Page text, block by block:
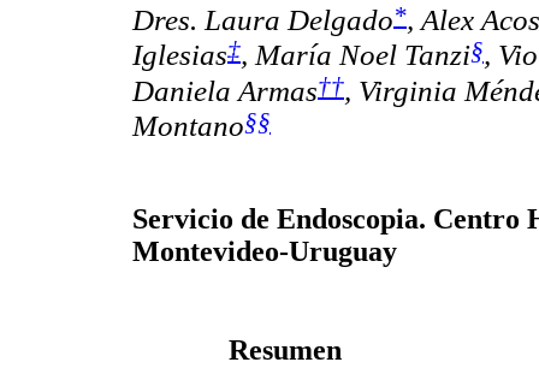
Dres. Laura Delgado*, Alex
Iglesias‡, María Noel Tanzi§,
Daniela Armas††, Virginia
Montano§§
Servicio de Endoscopia. Centro
Montevideo-Uruguay
Resumen